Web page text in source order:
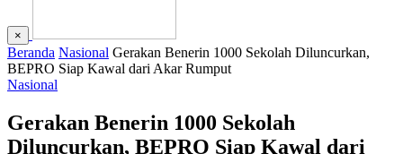
×
Beranda Nasional Gerakan Benerin 1000 Sekolah Diluncurkan,
BEPRO Siap Kawal dari Akar Rumput
Nasional
Gerakan Benerin 1000 Sekolah
Diluncurkan, BEPRO Siap Kawal dari